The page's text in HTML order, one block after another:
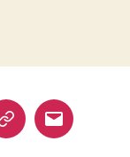
Instagramอีเมล